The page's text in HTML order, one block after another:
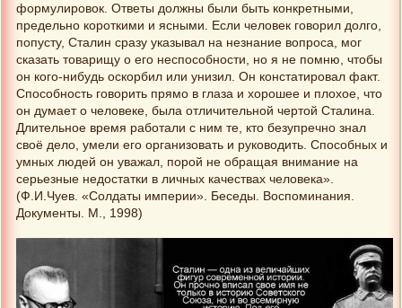
формулировок. Ответы должны были быть конкретными,
предельно короткими и ясными. Если человек говорил долго,
попусту, Сталин сразу указывал на незнание вопроса, мог
сказать товарищу о его неспособности, но я не помню, чтобы
он кого-нибудь оскорбил или унизил. Он констатировал факт.
Способность говорить прямо в глаза и хорошее и плохое, что
он думает о человеке, была отличительной чертой Сталина.
Длительное время работали с ним те, кто безупречно знал
своё дело, умели его организовать и руководить. Способных и
умных людей он уважал, порой не обращая внимание на
серьезные недостатки в личных качествах человека».
(Ф.И.Чуев. «Солдаты империи». Беседы. Воспоминания.
Документы. М., 1998)